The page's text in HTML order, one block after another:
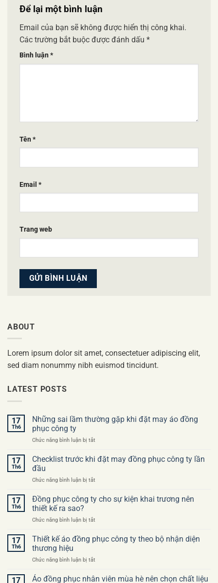
Để lại một bình luận
Email của bạn sẽ không được hiển thị công khai.
Các trường bắt buộc được đánh dấu *
Bình luận *
Tên *
Email *
Trang web
ABOUT
Lorem ipsum dolor sit amet, consectetuer adipiscing elit,
sed diam nonummy nibh euismod tincidunt.
LATEST POSTS
17
Th6
Những sai lầm thường gặp khi đặt may áo đồng
phục công ty
Chức năng bình luận bị tắt
sai
lầm
gặp
đặt
đồng
công
17
Th6
Checklist trước khi đặt may đồng phục công ty lần
đầu
Chức năng bình luận bị tắt
trước
may
phục
lần
17
Th6
Đồng phục công ty cho sự kiện khai trương nên
thiết kế ra sao?
Chức năng bình luận bị tắt
phục
công
cho
kiện
17
Th6
Thiết kế áo đồng phục công ty theo bộ nhận diện
thương hiệu
Chức năng bình luận bị tắt
kế
17 Áo đồng phục nhân viên mùa hè nên chọn chất liệu